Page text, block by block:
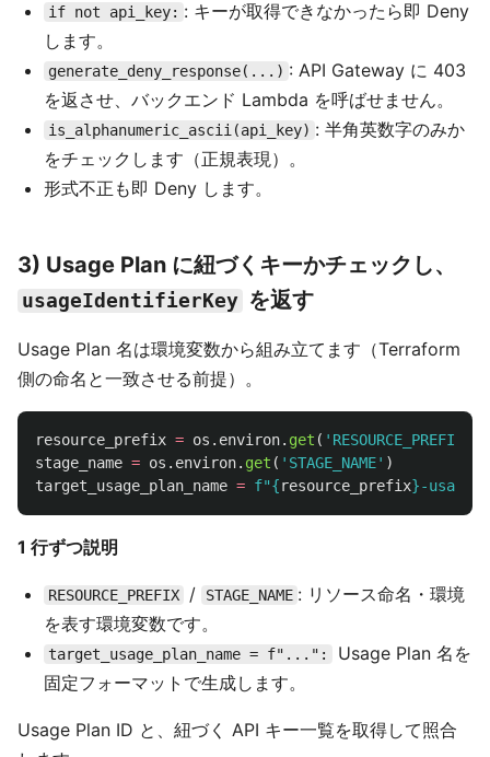
if not api_key: : キーが取得できなかったら即 Deny
します。
generate_deny_response(...) : API Gateway に 403
を返させ、バックエンド Lambda を呼ばせません。
is_alphanumeric_ascii(api_key) : 半角英数字のみか
をチェックします（正規表現）。
形式不正も即 Deny します。
3) Usage Plan に紐づくキーかチェックし、
usageIdentifierKey を返す
Usage Plan 名は環境変数から組み立てます（Terraform
側の命名と一致させる前提）。
resource_prefix = os . environ. get ( ' RESOURCE_PREFIX
stage_name = os . environ. get ( ' STAGE_NAME' )
target_usage_plan_name = f"{resource_prefix}-usage-
1 行ずつ説明
RESOURCE_PREFIX / STAGE_NAME : リソース命名・環境
を表す環境変数です。
target_usage_plan_name = f"...":
Usage Plan 名を
固定フォーマットで生成します。
Usage Plan ID と、紐づく API キー一覧を取得して照合